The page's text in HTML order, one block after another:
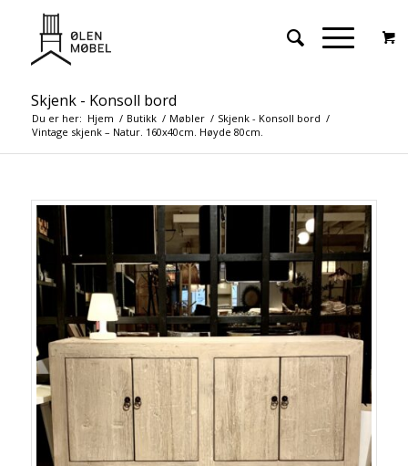
Skjenk - Konsoll bord
Du er her: Hjem / Butikk / Møbler / Skjenk - Konsoll bord /
Vintage skjenk – Natur. 160x40cm. Høyde 80cm.